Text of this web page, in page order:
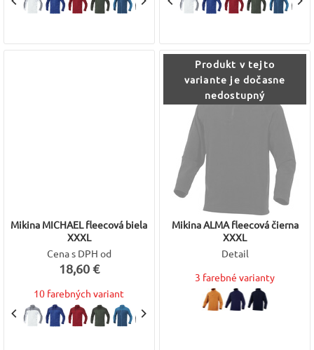
Mikina MICHAEL fleecová biela
XXXL
Cena s DPH od
18,60 €
10 farebných variant
Produkt v tejto
variante je dočasne
nedostupný
Mikina ALMA fleecová čierna
XXXL
Detail
3 farebné varianty